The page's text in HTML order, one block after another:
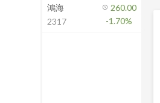
如何綁定合作券商
鴻海
2317
260.00
-1.70%